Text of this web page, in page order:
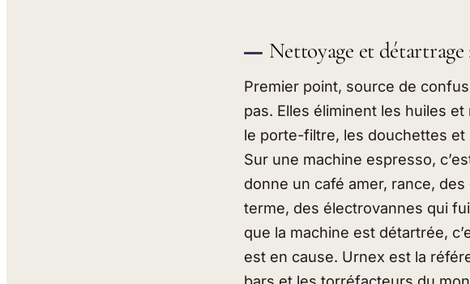
Nettoyage et
Premier point, source de
pas. Elles éliminent les huiles
le porte-filtre, les douchettes
Sur une machine espresso,
donne un café amer, rance,
terme, des électrovannes qui
que la machine est détartrée,
est en cause. Urnex est la